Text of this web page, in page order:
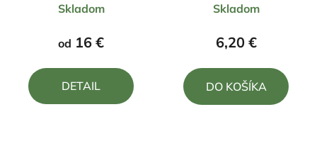
hodnotenie
produktu
5,0
z
Skladom
od 16 €
DETAIL
Skladom
6,20 €
DO KOŠÍKA